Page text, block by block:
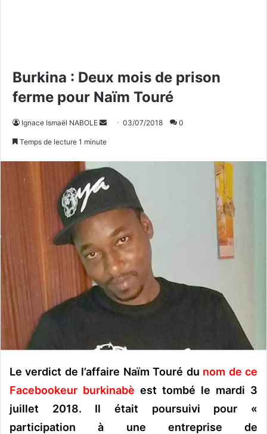
Burkina : Deux mois de prison
ferme pour Naïm Touré
Ignace Ismaël NABOLE
o
r
u
n
c
u
r
l
03/07/2018 0
Temps de lecture 1 minute
Le verdict de l’affaire Naïm Touré du nom de ce
Facebookeur burkinabè est tombé le mardi 3
juillet 2018. Il était poursuivi pour «
participation à une entreprise de